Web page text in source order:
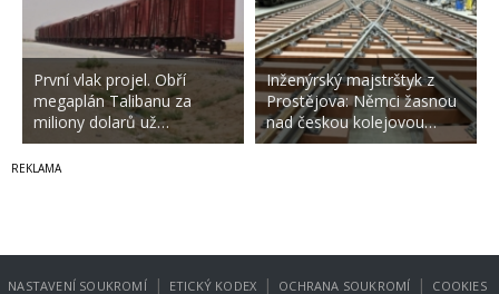
První vlak projel. Obří
megaplán Talibanu za
miliony dolarů už…
Inženýrský majstrštyk z
Prostějova: Němci žasnou
nad českou kolejovou…
NASTAVENÍ SOUKROMÍ | ETICKÝ KODEX | OCHRANA SOUKROMÍ | COOKIES